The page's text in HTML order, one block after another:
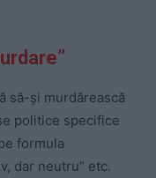
să-și murdărească
politice specifice
formula
dar neutru” etc.